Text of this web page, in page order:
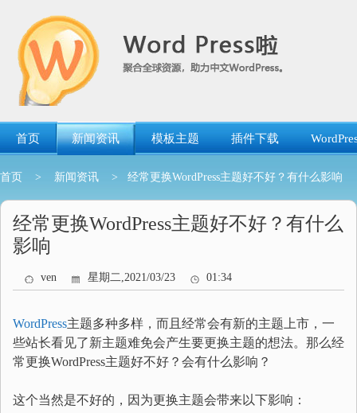
首页 新闻资讯 模板主题 插件下载
首页 > 新闻资讯 > 经常更换WordPress主题好不好？有什么影响
经常更换WordPress主题好不好？有什么
影响
ven 星期二,2021/03/23 01:34
WordPress主题多种多样，而且经常会有新的主题上市，一
些站长看见了新主题难免会产生要更换主题的想法。那么经
常更换WordPress主题好不好？会有什么影响？
这个当然是不好的，因为更换主题会带来以下影响：